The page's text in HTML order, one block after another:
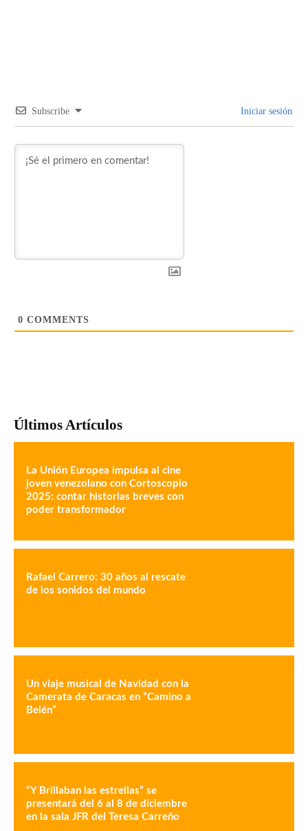
Subscribe Iniciar sesión
0 COMMENTS
Últimos Artículos
La Unión Europea impulsa al cine
joven venezolano con Cortoscopio
2025: contar historias breves con
poder transformador
Rafael Carrero: 30 años al rescate
de los sonidos del mundo
Un viaje musical de Navidad con la
Camerata de Caracas en “Camino a
Belén”
“Y Brillaban las estrellas” se
presentará del 6 al 8 de diciembre
en la sala JFR del Teresa Carreño